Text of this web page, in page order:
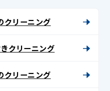
クリーニング
クリーニング
クリーニング